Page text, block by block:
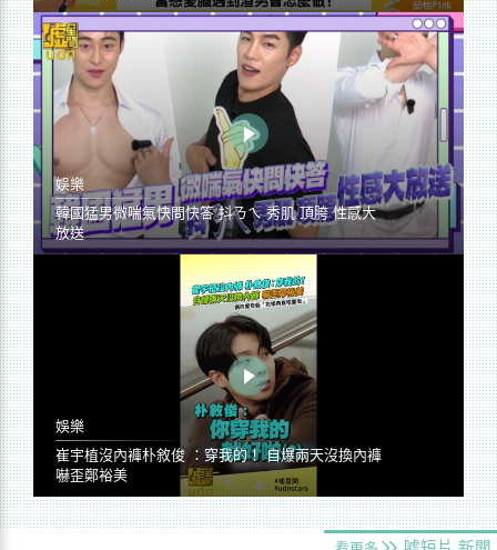
娛樂
韓國猛男微喘氣快問快答 抖ㄋㄟ 秀肌 頂胯 性感大
放送
娛樂
崔宇植沒內褲朴敘俊 ：穿我的！ 自爆兩天沒換內褲
嚇歪鄭裕美